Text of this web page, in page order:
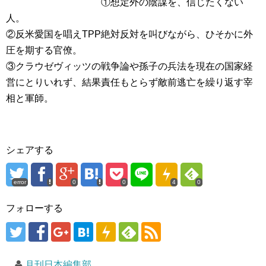
①想定外の陰謀を、信じたくない
人。
②反米愛国を唱えTPP絶対反対を叫びながら、ひそかに外
圧を期する官僚。
③クラウゼヴィッツの戦争論や孫子の兵法を現在の国家経
営にとりいれず、結果責任もとらず敵前逃亡を繰り返す宰
相と軍師。
シェアする
error 0 0 4 0
フォローする